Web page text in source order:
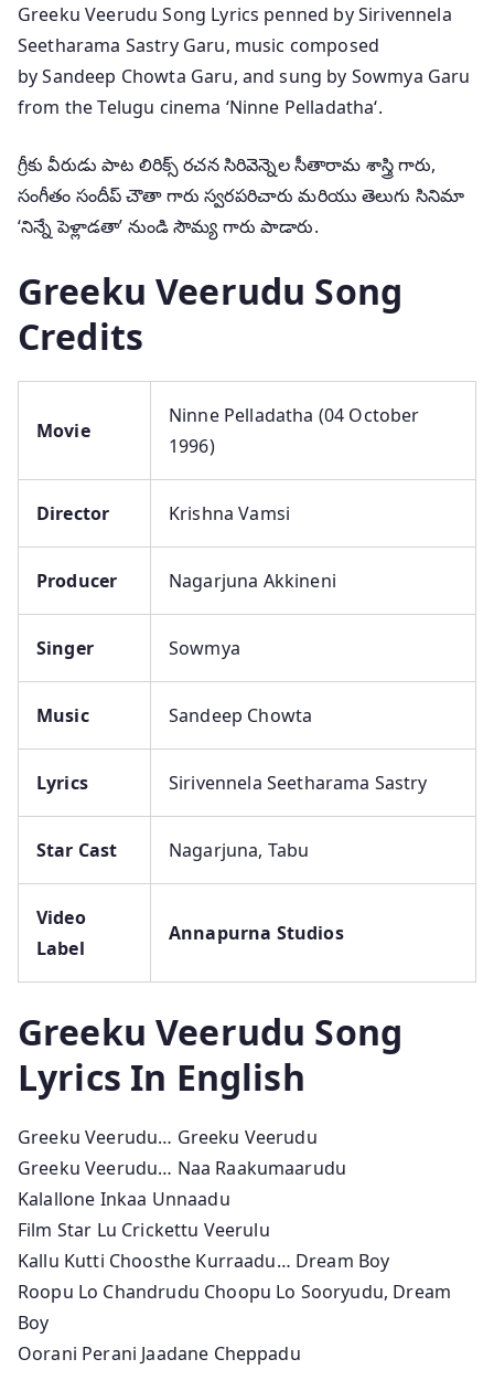
Greeku Veerudu Song Lyrics penned by Sirivennela
Seetharama Sastry Garu, music composed
by Sandeep Chowta Garu, and sung by Sowmya Garu
from the Telugu cinema ‘Ninne Pelladatha‘.
గ్రీకు వీరుడు పాట లిరిక్స్ రచన సిరివెన్నెల సీతారామ శాస్త్రి గారు,
సంగీతం సందీప్ చౌతా గారు స్వరపరిచారు మరియు తెలుగు సినిమా
‘నిన్నే పెళ్లాడతా’ నుండి సౌమ్య గారు పాడారు.
Greeku Veerudu Song
Credits
Movie
Ninne Pelladatha (04 October
1996)
Director Krishna Vamsi
Producer Nagarjuna Akkineni
Singer Sowmya
Music Sandeep Chowta
Lyrics Sirivennela Seetharama Sastry
Star Cast Nagarjuna, Tabu
Video
Label
Annapurna Studios
Greeku Veerudu Song
Lyrics In English
Greeku Veerudu… Greeku Veerudu
Greeku Veerudu… Naa Raakumaarudu
Kalallone Inkaa Unnaadu
Film Star Lu Crickettu Veerulu
Kallu Kutti Choosthe Kurraadu… Dream Boy
Roopu Lo Chandrudu Choopu Lo Sooryudu, Dream
Boy
Oorani Perani Jaadane Cheppadu